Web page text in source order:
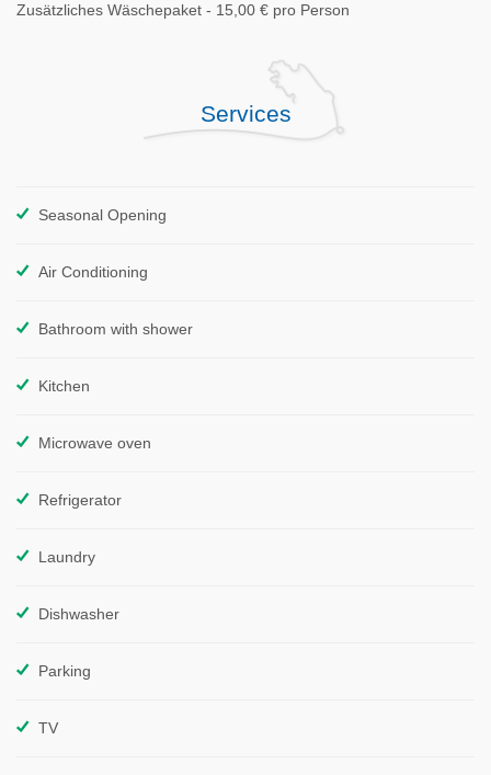
Zusätzliches Wäschepaket - 15,00 € pro Person
Services
Seasonal Opening
Air Conditioning
Bathroom with shower
Kitchen
Microwave oven
Refrigerator
Laundry
Dishwasher
Parking
TV